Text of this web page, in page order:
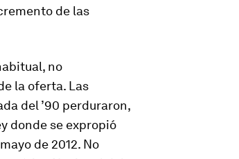
de las
no
la oferta. Las
del ’90 perduraron,
donde se expropió
de 2012. No